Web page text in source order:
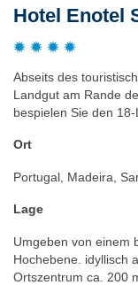
Hotel Enotel
Abseits des
Landgut am Rande
bespielen Sie den
Ort
Portugal, Madeira,
Lage
Umgeben von einem
Hochebene. idyllisch
Ortszentrum ca. 200